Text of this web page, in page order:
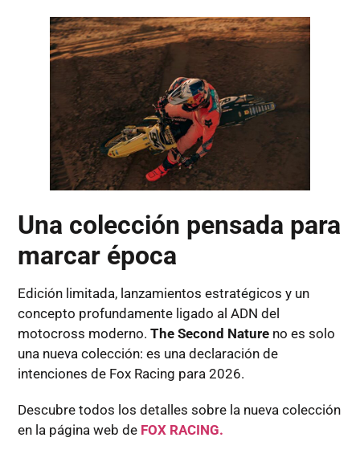
Una colección pensada para
marcar época
Edición limitada, lanzamientos estratégicos y un
concepto profundamente ligado al ADN del
motocross moderno. The Second Natureno es solo
una nueva colección: es una declaración de
intenciones de Fox Racing para 2026.
Descubre todos los detalles sobre la nueva colección
en la página web de FOX RACING.